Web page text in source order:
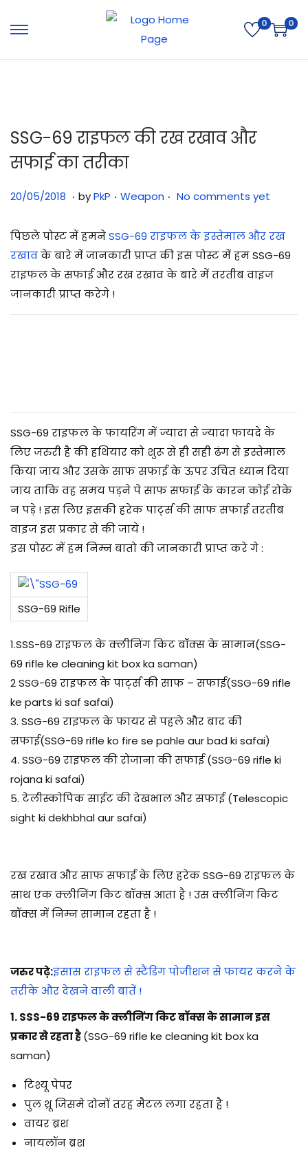
0 0
SSG-69 राइफल की रख रखाव और
सफाई का तरीका
Posted on
20/05/2018 3
/
0
7
/
. byPkP . Posted in
Weapon . No comments yet
पिछले पोस्ट में हमनेSSG-69 राइफल के इस्तेमाल और रख
रखावके बारे में जानकारी प्राप्त की इस पोस्ट में हम SSG-69
राइफल के सफाई और रख रखाव के बारे में तरतीब वाइज
जानकारी प्राप्त करेगे !
SSG-69 राइफल के फायरिंग में ज्यादा से ज्यादा फायदे के
लिए जरुरी है की हथियार को शुरू से ही सही ढंग से इस्तेमाल
किया जाय और उसके साफ सफाई के ऊपर उचित ध्यान दिया
जाय ताकि वह समय पड़ने पे साफ सफाई के कारन कोई रोके
न पड़े ! इस लिए इसकी हरेक पार्ट्स की साफ सफाई तरतीब
वाइज इस प्रकार से की जाये !
इस पोस्ट में हम निम्न बातो की जानकारी प्राप्त करे गे :
SSG-69 Rifle
1.SSS-69 राइफल के क्लीनिंग किट बॉक्स के सामान(SSG-
69 rifle ke cleaning kit box ka saman)
2 SSG-69 राइफल के पार्ट्स की साफ – सफाई(SSG-69 rifle
ke parts ki saf safai)
3. SSG-69 राइफल केफायरसे पहले और बाद की
सफाई(SSG-69 rifle ko fire se pahle aur bad ki safai)
4. SSG-69 राइफल की रोजाना की सफाई(SSG-69 rifle ki
rojana ki safai)
5. टेलीस्कोपिक साईट की देखभाल और सफाई (Telescopic
sight ki dekhbhal aur safai)
रख रखाव और साफ सफाई के लिए हरेक SSG-69 राइफल के
साथ एक क्लीनिंग किट बॉक्स आता है ! उस क्लीनिंग किट
बॉक्स में निम्न सामान रहता है !
जरुर पढ़े:इंसास राइफल से स्टैंडिंग पोजीशन से फायर करने के
तरीके और देखने वाली बातें !
1. SSS-69 राइफल के क्लीनिंग किट बॉक्स के सामान इस
प्रकार से रहता है(SSG-69 rifle ke cleaning kit box ka
saman)
टिश्यू पेपर
पुल थ्रू जिसमे दोनों तरह मैटल लगा रहता है !
वायर ब्रश
नायलॉन ब्रश